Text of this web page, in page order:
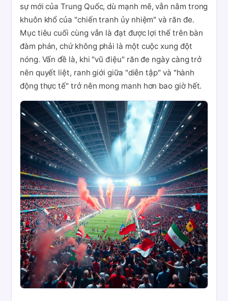
sự mới của Trung Quốc, dù mạnh mẽ, vẫn nằm trong
khuôn khổ của "chiến tranh ủy nhiệm" và răn đe.
Mục tiêu cuối cùng vẫn là đạt được lợi thế trên bàn
đàm phán, chứ không phải là một cuộc xung đột
nóng. Vấn đề là, khi "vũ điệu" răn đe ngày càng trở
nên quyết liệt, ranh giới giữa "diễn tập" và "hành
động thực tế" trở nên mong manh hơn bao giờ hết.